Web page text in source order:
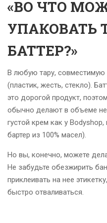
«ВО ЧТО
УПАКОВАТЬ
БАТТЕР?»
В любую тару, совместимую
(пластик, жесть, стекло).
это дорогой продукт,
обычно делают в объеме
густой крем как у
бартер из 100% масел).
Но вы, конечно, можете
Не забудьте обезжирить
приклеивать на нее
быстро отваливаться.